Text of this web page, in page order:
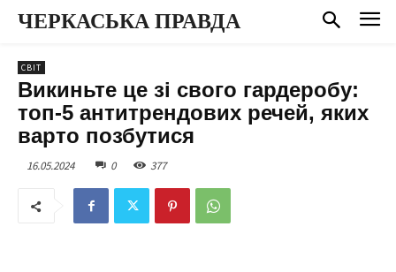
ЧЕРКАСЬКА ПРАВДА
СВІТ
Викиньте це зі свого гардеробу:
топ-5 антитрендових речей, яких
варто позбутися
16.05.2024 0 377